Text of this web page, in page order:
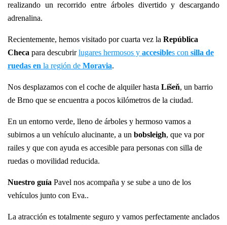
realizando un recorrido entre árboles divertido y descargando
adrenalina.
Recientemente, hemos visitado por cuarta vez la República
Checa para descubrirlugares hermosos y accesibles con silla de
ruedas en la región de Moravia.
Nos desplazamos con el coche de alquiler hasta Líšeň, un barrio
de Brno que se encuentra a pocos kilómetros de la ciudad.
En un entorno verde, lleno de árboles y hermoso vamos a
subirnos a un vehículo alucinante, a un bobsleigh, que va por
railes y que con ayuda es accesible para personas con silla de
ruedas o movilidad reducida.
Nuestro guía Pavel nos acompaña y se sube a uno de los
vehículos junto con Eva..
La atracción es totalmente seguro y vamos perfectamente anclados